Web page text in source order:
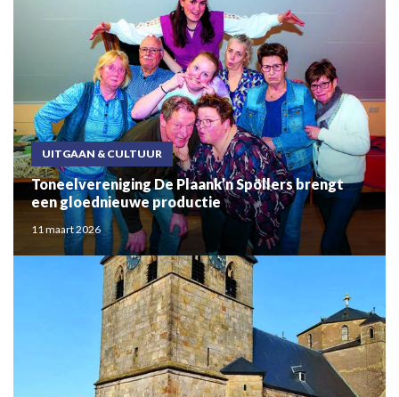
UITGAAN & CULTUUR
Toneelvereniging De Plaank’n Spöllers brengt
een gloednieuwe productie
11 maart 2026